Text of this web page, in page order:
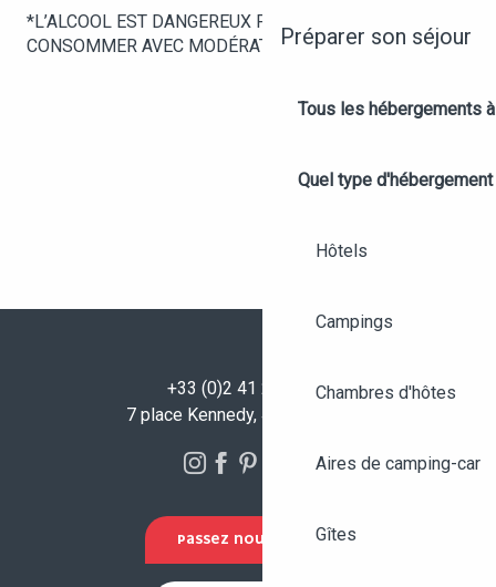
Préparer son séjour
Tous les hébergements
Quel type d'hébergement
Hôtels
Campings
Chambres d'hôtes
Aires de camping-car
Gîtes
*L’ALCOOL EST DANGEREUX POUR LA SANTÉ À
CONSOMMER AVEC MODÉRATION
+33 (0)2 41 23 50 00
7 place Kennedy, 49100 Angers
PASSEZ NOUS VOIR !